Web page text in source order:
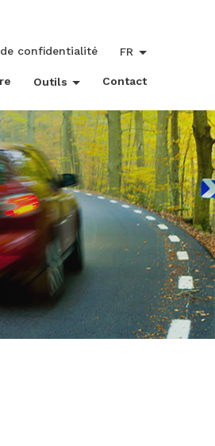
Outils Contact
confidentialité FR